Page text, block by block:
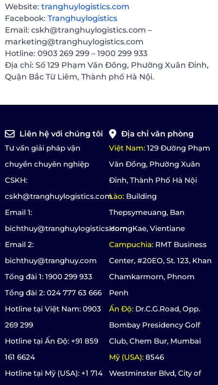
Website: tranghuylogistics.com
Facebook: Tranghuylogistics
Email: cskh@tranghuylogistics.com –
marketing@tranghuylogistics.com
Hotline: 0903 269 299 – 1900 299 933
Địa chỉ: Số 129 Phạm Văn Đồng, Phường Xuân Đỉnh,
Quận Bắc Từ Liêm, Thành phố Hà Nội.
Liên hệ với chúng tôi
Tư vấn giải pháp vận
chuyển chuyên nghiệp
CSKH:
cskh@tranghuylogistics.com
Email 1:
bichthuy@tranghuylogistics.com
Email 2:
bichthuy@tranghuy.com
Tổng đài 1: 1900 299 933
Tổng đài 2: 024 777 63 666
Hotline tại Việt Nam: 0903
269 299
Hotline tại Ấn Độ: +91 859
161 6624
Hotline tại Mỹ (USA): +1 714
Địa chỉ văn phòng
Việt Nam: 129 Đường Phạm
Văn Đồng, Phường Xuân
Đỉnh, Thành Phố Hà Nội
Lào: Building
Thepsymeuang, Ban
HorngKae, Vientiane
Campuchia: RMT Business
Center, #20EO, St. 123, Khan
Chamkarmorn, Phnom
Penh
Ấn Độ: Dr.C.G.Road, Opp.
Bombay Presidency Golf
Club, Chem Bur, Mumbai
Mỹ (USA): 8546
Westminster Blvd, City of